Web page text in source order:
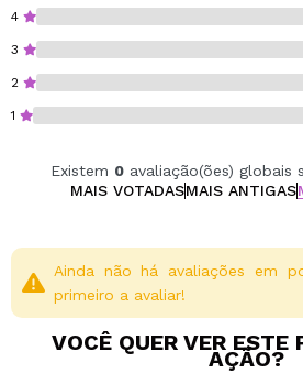
4
3
2
1
Existem 0avaliação(ões) globais
MAIS VOTADASMAIS ANTIGAS
Ainda não há avaliações em
primeiro a avaliar!
VOCÊ QUER VER ESTE
AÇÃO?